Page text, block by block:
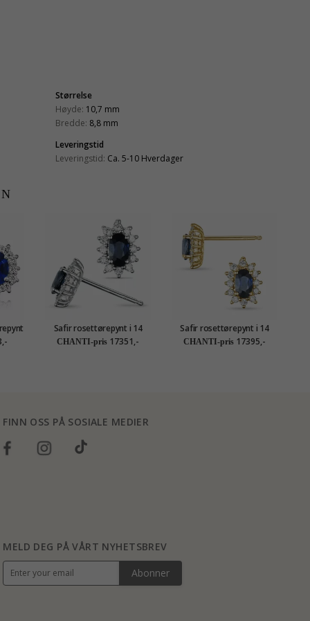
Størrelse
Høyde: 10,7 mm
Bredde: 8,8 mm
Leveringstid
Leveringstid: Ca. 5-10 Hverdager
Safir rosettørepynt i 14
karat hvitt gull med
diamant og safir
CHANTI-pris 17351,-
Safir rosettørepynt i 14
karat gull med diamant og
safir
CHANTI-pris 17395,-
FINN OSS PÅ SOSIALE MEDIER
MELD DEG PÅ VÅRT NYHETSBREV
Abonner